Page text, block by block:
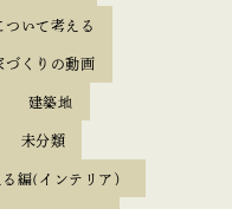
ついて考える
づくりの動画
建築地
未分類
編(インテリア）